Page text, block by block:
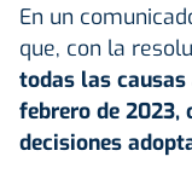
En un
que, con la
todas las
febrero de
decisiones